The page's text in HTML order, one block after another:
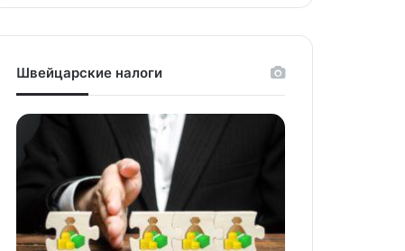
Швейцарские налоги